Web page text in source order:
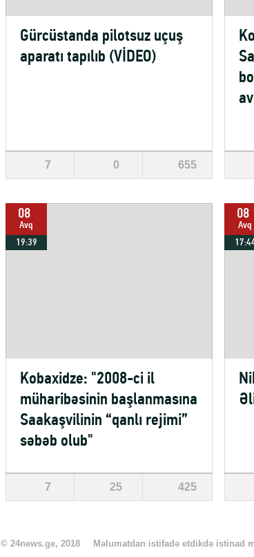
Gürcüstanda pilotsuz uçuş
aparatı tapılıb (VİDEO)
7 0 655
08
Avq
19:39
Kobaxidze: "2008-ci il
müharibəsinin başlanmasına
Saakaşvilinin “qanlı rejimi”
səbəb olub"
7 25 425
08
Avq
© 24news.ge, 2018 Məlumatdan istifadə etdikdə istinad